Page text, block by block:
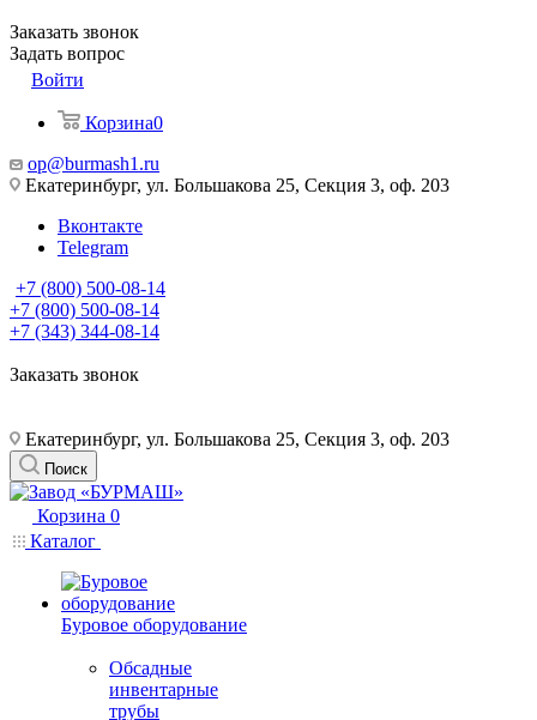
Заказать звонок
Задать вопрос
Войти
Корзина0
op@burmash1.ru
Екатеринбург, ул. Большакова 25, Секция 3, оф. 203
Вконтакте
Telegram
+7 (800) 500-08-14
+7 (800) 500-08-14
+7 (343) 344-08-14
Заказать звонок
Екатеринбург, ул. Большакова 25, Секция 3, оф. 203
Поиск
Корзина 0
Каталог
Буровое оборудование
Обсадные
инвентарные
трубы